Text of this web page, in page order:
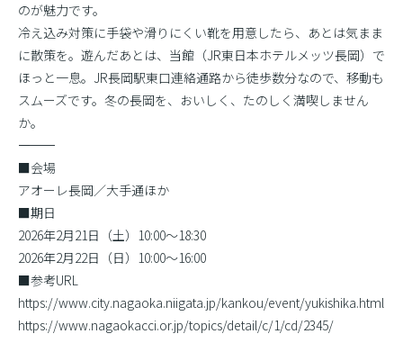
のが魅力です。
冷え込み対策に手袋や滑りにくい靴を用意したら、あとは気まま
に散策を。遊んだあとは、当館（JR東日本ホテルメッツ長岡）で
ほっと一息。JR長岡駅東口連絡通路から徒歩数分なので、移動も
スムーズです。冬の長岡を、おいしく、たのしく満喫しません
か。
――――――――――
■会場
アオーレ長岡／大手通ほか
■期日
2026年2月21日（土）10:00〜18:30
2026年2月22日（日）10:00〜16:00
■参考URL
https://www.city.nagaoka.niigata.jp/kankou/event/yukishika.html
https://www.nagaokacci.or.jp/topics/detail/c/1/cd/2345/